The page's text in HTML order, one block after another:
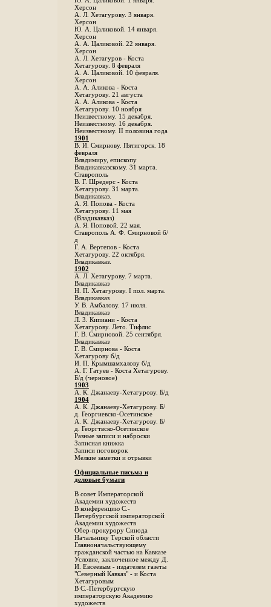
Херсон
А. Л. Хетагурову. 3 января.
Херсон
Ю. А. Цаликовой. 14 января.
Херсон
А. А. Цаликовой. 22 января.
Херсон
А. Л. Хетагуров - Коста
Хетагурову. 8 февраля
А. А. Цаликовой. 10 февраля.
Херсон
А. А. Аликова - Коста
Хетагурову. 21 августа
А. А. Аликова - Коста
Хетагурову. 10 ноября
Неизвестному. 15 декабря.
Неизвестному. 16 декабря.
Неизвестному. II половина года
1901
В. И. Смирнову. Пятигорск. 18
февраля
Владимиру, епископу
Владикавказскому. 31 марта.
Ставрополь
В. Г. Шредерс - Коста
Хетагурову. 31 марта.
Владикавказ.
А. Я. Попова - Коста
Хетагурову. 11 мая
(Владикавказ)
А. Я. Поповой. 22 мая.
Ставрополь А. Ф. Смирновой б/
д
Г. А. Вертепов - Коста
Хетагурову. 22 октября.
Владикавказ.
1902
А. Л. Хетагурову. 7 марта.
Владикавказ
Н. П. Хетагурову. I пол. марта.
Владикавказ
У. В. Амбалову. 17 июля.
Владикавказ
Л. 3. Кипиани - Коста
Хетагурову. Лето. Тифлис
Г. В. Смирновой. 25 сентября.
Владикавказ
Г. В. Смирнова - Коста
Хетагурову б/д
И. П. Крымшамхалову б/д
А. Г. Гатуев - Коста Хетагурову.
Б/д (черновое)
1903
А. К. Джанаеву-Хетагурову. Б/д
1904
А. К. Джанаеву-Хетагурову. Б/
д. Георгиевско-Осетинское
А. К. Джанаеву-Хетагурову. Б/
д. Георгтвско-Осетинское
Разные записи и наброски
Записная книжка
Записи поговорок
Мелкие заметки и отрывки
Официальные письма и
деловые бумаги
В совет Императорской
Академии художеств
В конференцию С.-
Петербургской императорской
Академии художеств
Обер-прокурору Синода
Начальнику Терской области
Главноначальствующему
гражданской частью на Кавказе
Условие, заключенное между Д.
И. Евсеевым - издателем газеты
"Северный Кавказ" - и Коста
Хетагуровым
В С.-Петербургскую
императорскую Академию
художеств